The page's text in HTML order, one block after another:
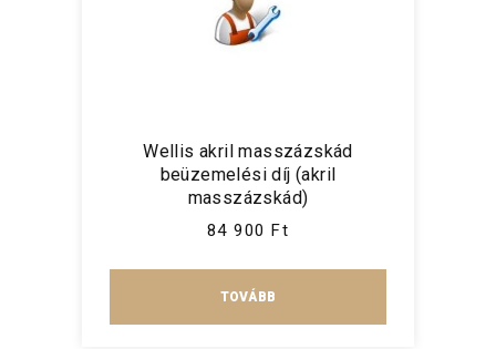
Wellis akril masszázskád
beüzemelési díj (akril
masszázskád)
84 900 Ft
TOVÁBB